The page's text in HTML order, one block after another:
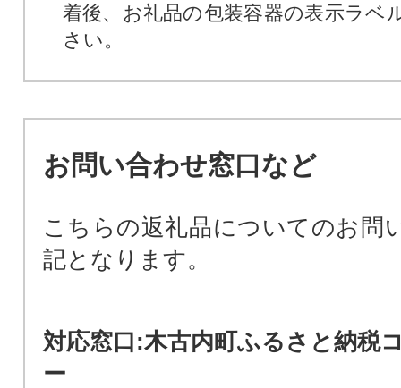
着後、お礼品の包装容器の表示ラベ
さい。
お問い合わせ窓口など
こちらの返礼品についてのお問
記となります。
対応窓口:木古内町ふるさと納税
ー